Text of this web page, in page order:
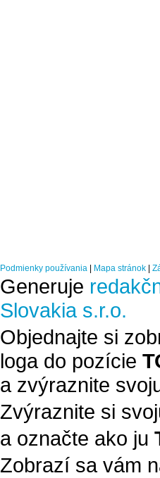
Podmienky používania Mapa stránok
Generuje
Slovakia s.r.o.
Objednajte si
loga do pozície
a zvýraznite
Zvýraznite si
a označte ako ju
Zobrazí sa vám